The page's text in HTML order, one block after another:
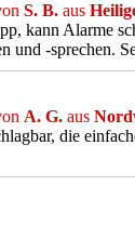
S. B. aus
kann Alarme
und -sprechen.
A. G. aus
die